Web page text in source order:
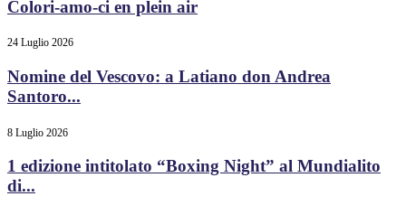
Colori-amo-ci en plein air
24 Luglio 2026
Nomine del Vescovo: a Latiano don Andrea
Santoro...
8 Luglio 2026
1 edizione intitolato “Boxing Night” al Mundialito
di...